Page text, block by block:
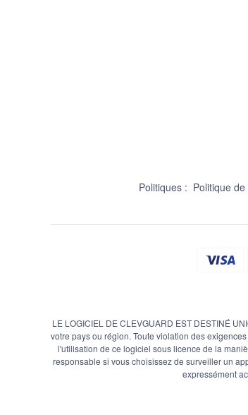
Politiques : Politique
LE LOGICIEL DE CLEVGUARD EST DESTINÉ
votre pays ou région. Toute violation des
l'utilisation de ce logiciel sous licence de la
responsable si vous choisissez de surveiller un
expressément